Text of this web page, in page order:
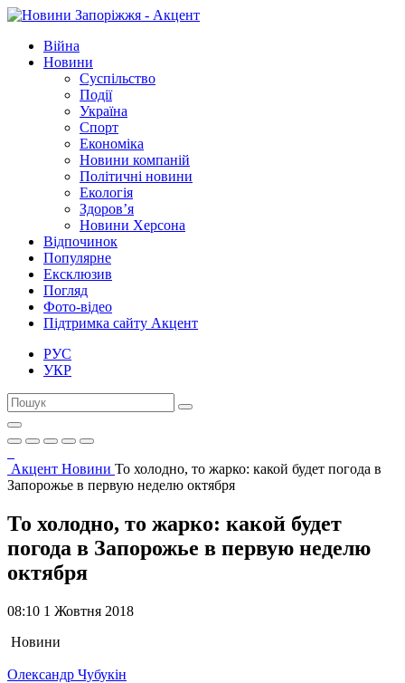
Війна
Новини
Суспільство
Події
Україна
Спорт
Економіка
Новини компаній
Політичні новини
Екологія
Здоров’я
Новини Херсона
Відпочинок
Популярне
Ексклюзив
Погляд
Фото-відео
Підтримка сайту Акцент
РУС
УКР
Акцент Новини То холодно, то жарко: какой будет погода в
Запорожье в первую неделю октября
То холодно, то жарко: какой будет
погода в Запорожье в первую неделю
октября
08:10 1 Жовтня 2018
Новини
Олександр Чубукін